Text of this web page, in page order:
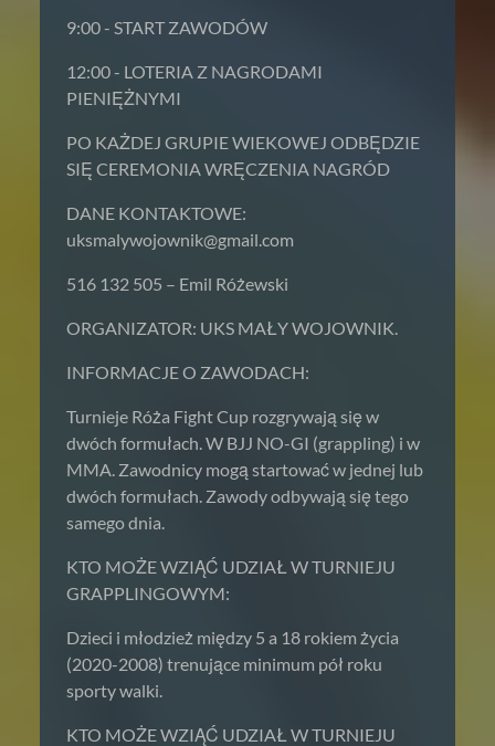
9:00 - START ZAWODÓW
12:00 - LOTERIA Z NAGRODAMI
PIENIĘŻNYMI
PO KAŻDEJ GRUPIE WIEKOWEJ ODBĘDZIE
SIĘ CEREMONIA WRĘCZENIA NAGRÓD
DANE KONTAKTOWE:
uksmalywojownik@gmail.com
516 132 505 – Emil Różewski
ORGANIZATOR: UKS MAŁY WOJOWNIK.
INFORMACJE O ZAWODACH:
Turnieje Róża Fight Cup rozgrywają się w
dwóch formułach. W BJJ NO-GI (grappling) i w
MMA. Zawodnicy mogą startować w jednej lub
dwóch formułach. Zawody odbywają się tego
samego dnia.
KTO MOŻE WZIĄĆ UDZIAŁ W TURNIEJU
GRAPPLINGOWYM:
Dzieci i młodzież między 5 a 18 rokiem życia
(2020-2008) trenujące minimum pół roku
sporty walki.
KTO MOŻE WZIĄĆ UDZIAŁ W TURNIEJU